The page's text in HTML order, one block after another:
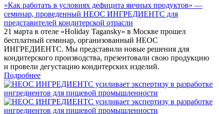
«Как работать в условиях дефицита яичных продуктов» —
семинар, проведенный НЕОС ИНГРЕДИЕНТС для
представителей кондитерской отрасли
21 марта в отеле «Holiday Tagansky» в Москве прошел
бесплатный семинар, организованный НЕОС
ИНГРЕДИЕНТС. Мы представили новые решения для
кондитерского производства, презентовали свою продукцию
и провели дегустацию кондитерских изделий.
Подробнее